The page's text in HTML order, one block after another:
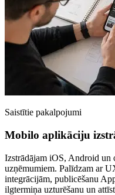
Saistītie pakalpojumi
Mobilo aplikāciju
Izstrādājam iOS, Android un
uzņēmumiem. Palīdzam ar
integrācijām, publicēšanu
ilgtermiņa uzturēšanu un